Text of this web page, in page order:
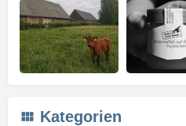
Kategorien